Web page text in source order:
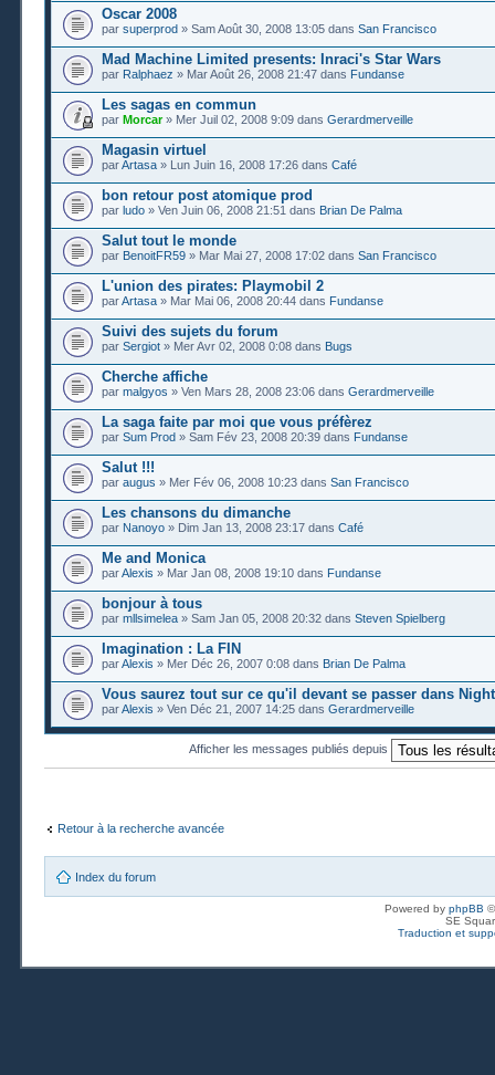
Oscar 2008
par superprod » Sam Août 30, 2008 13:05 dans San Francisco
Mad Machine Limited presents: Inraci's Star Wars
par Ralphaez » Mar Août 26, 2008 21:47 dans Fundanse
Les sagas en commun
par Morcar» Mer Juil 02, 2008 9:09 dans Gerardmerveille
Magasin virtuel
parArtasa » Lun Juin 16, 2008 17:26 dans Café
bon retour post atomique prod
par ludo » Ven Juin 06, 2008 21:51 dans Brian De Palma
Salut tout le monde
par BenoitFR59 » Mar Mai 27, 2008 17:02 dans San Francisco
L'union des pirates: Playmobil 2
parArtasa » Mar Mai 06, 2008 20:44 dans Fundanse
Suivi des sujets du forum
par Sergiot » Mer Avr 02, 2008 0:08 dans Bugs
Cherche affiche
par malgyos » Ven Mars 28, 2008 23:06 dans Gerardmerveille
La saga faite par moi que vous préfèrez
par Sum Prod » Sam Fév 23, 2008 20:39 dans Fundanse
Salut !!!
par augus » Mer Fév 06, 2008 10:23 dans San Francisco
Les chansons du dimanche
par Nanoyo » Dim Jan 13, 2008 23:17 dans Café
Me and Monica
parAlexis » Mar Jan 08, 2008 19:10 dans Fundanse
bonjour à tous
par mllsimelea » Sam Jan 05, 2008 20:32 dans Steven Spielberg
Imagination : La FIN
parAlexis » Mer Déc 26, 2007 0:08 dans Brian De Palma
Vous saurez tout sur ce qu'il devant se passer dans
parAlexis » Ven Déc 21, 2007 14:25 dans Gerardmerveille
Afficher les messages publiés depuis
Retour à la recherche avancée
Index du forum
Powered by phpBB
SE
Traduction et